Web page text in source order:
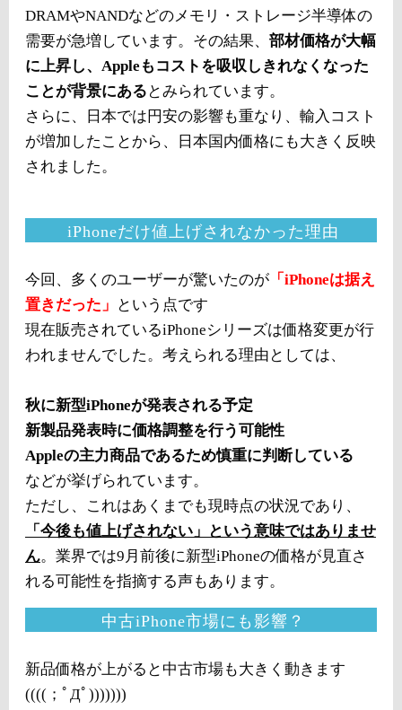
DRAMやNANDなどのメモリ・ストレージ半導体の
需要が急増しています。その結果、 部材価格が大幅
に上昇し、Appleもコストを吸収しきれなくなった
ことが背景にある とみられています。
さらに、日本では円安の影響も重なり、輸入コスト
が増加したことから、日本国内価格にも大きく反映
されました。
iPhoneだけ値上げされなかった理由
今回、多くのユーザーが驚いたのが 「iPhoneは据え
置きだった」
という点です
現在販売されているiPhoneシリーズは価格変更が行
われませんでした。考えられる理由としては、
秋に新型iPhoneが発表される予定
新製品発表時に価格調整を行う可能性
Appleの主力商品であるため慎重に判断している
などが挙げられています。
ただし、これはあくまでも現時点の状況であり、
「今後も値上げされない」という意味ではありませ
ん。業界では9月前後に新型iPhoneの価格が見直さ
れる可能性を指摘する声もあります。
中古iPhone市場にも影響？
新品価格が上がると中古市場も大きく動きます
((((；ﾟДﾟ)))))))